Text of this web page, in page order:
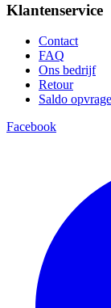
Klantenservice
Contact
FAQ
Ons bedrijf
Retour
Saldo
Facebook